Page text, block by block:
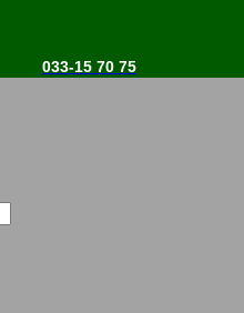
033-15 70 75